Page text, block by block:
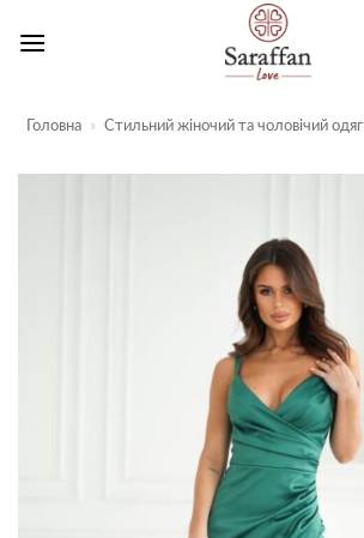
Головна » Стильний жіночий та чоловічий одяг